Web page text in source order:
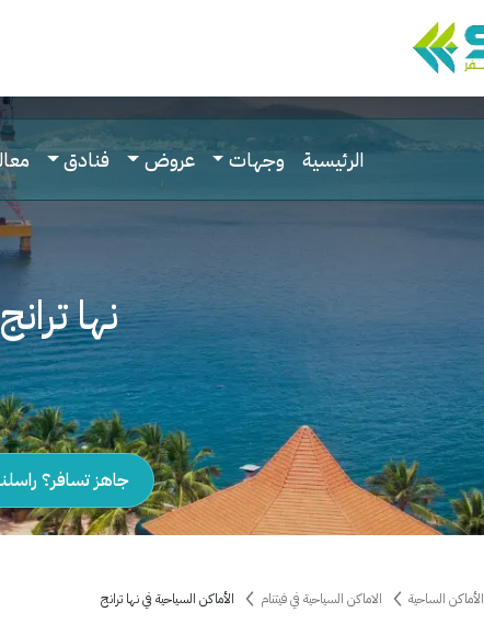
الرئيسية وجهات عروض فنادق
نها
جاهز تسافر؟
الأماكن الساحية الاماكن السياحية في فيتنام الأماكن السياحية في نها ترانج